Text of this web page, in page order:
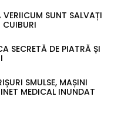
SUNT SALVAȚI
CUIBURI
SECRETĂ DE PIATRĂ ȘI
SMULSE, MAȘINI
MEDICAL INUNDAT